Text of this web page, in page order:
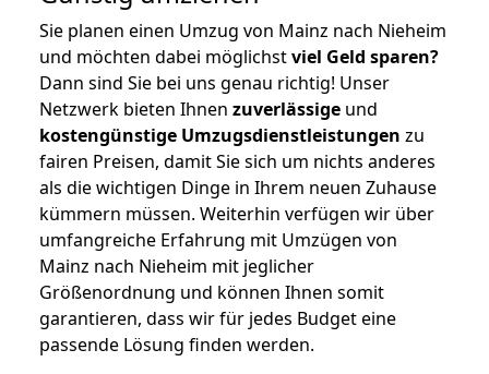
Sie planen einen Umzug von Mainz nach Nieheim
und möchten dabei möglichstviel Geld sparen?
Dann sind Sie bei uns genau richtig! Unser
Netzwerk bieten Ihnen zuverlässige und
kostengünstige Umzugsdienstleistungen zu
fairen Preisen, damit Sie sich um nichts anderes
als die wichtigen Dinge in Ihrem neuen Zuhause
kümmern müssen. Weiterhin verfügen wir über
umfangreiche Erfahrung mit Umzügen von
Mainz nach Nieheim mit jeglicher
Größenordnung und können Ihnen somit
garantieren, dass wir für jedes Budget eine
passende Lösung finden werden.